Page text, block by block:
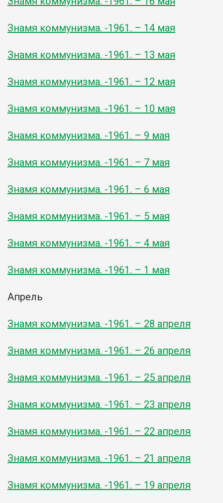
Знамя коммунизма. -1961. – 14 мая
Знамя коммунизма. -1961. – 13 мая
Знамя коммунизма. -1961. – 12 мая
Знамя коммунизма. -1961. – 10 мая
Знамя коммунизма. -1961. – 9 мая
Знамя коммунизма. -1961. – 7 мая
Знамя коммунизма. -1961. – 6 мая
Знамя коммунизма. -1961. – 5 мая
Знамя коммунизма. -1961. – 4 мая
Знамя коммунизма. -1961. – 1 мая
Апрель
Знамя коммунизма. -1961. – 28 апреля
Знамя коммунизма. -1961. – 26 апреля
Знамя коммунизма. -1961. – 25 апреля
Знамя коммунизма. -1961. – 23 апреля
Знамя коммунизма. -1961. – 22 апреля
Знамя коммунизма. -1961. – 21 апреля
Знамя коммунизма. -1961. – 19 апреля